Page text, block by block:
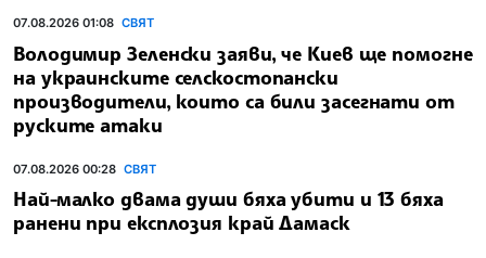
07.08.2026 01:08 СВЯТ
Володимир Зеленски заяви, че Киев ще помогне
на украинските селскостопански
производители, които са били засегнати от
руските атаки
07.08.2026 00:28 СВЯТ
Най-малко двама души бяха убити и 13 бяха
ранени при експлозия край Дамаск